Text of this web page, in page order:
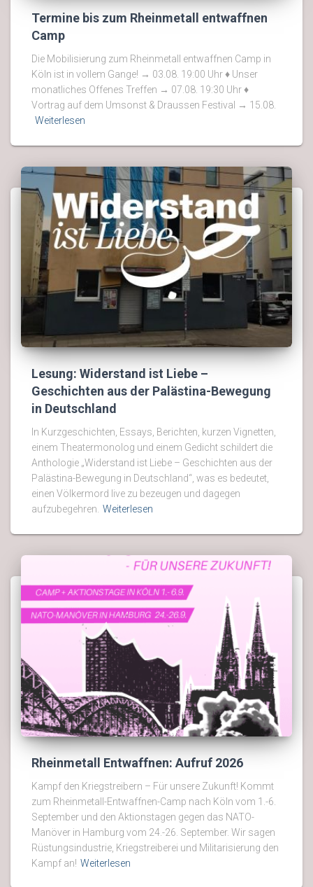
Termine bis zum Rheinmetall entwaffnen
Camp
Die Mobilisierung zum Rheinmetall entwaffnen Camp in
Köln ist in vollem Gange! → 03.08. 19:00 Uhr ♦ Unser
monatliches Offenes Treffen → 07.08. 19:30 Uhr ♦
Vortrag auf dem Umsonst & Draussen Festival → 15.08.
Weiterlesen
Lesung: Widerstand ist Liebe –
Geschichten aus der Palästina-Bewegung
in Deutschland
In Kurzgeschichten, Essays, Berichten, kurzen Vignetten,
einem Theatermonolog und einem Gedicht schildert die
Anthologie „Widerstand ist Liebe – Geschichten aus der
Palästina-Bewegung in Deutschland“, was es bedeutet,
einen Völkermord live zu bezeugen und dagegen
aufzubegehren. Weiterlesen
Rheinmetall Entwaffnen: Aufruf 2026
Kampf den Kriegstreibern – Für unsere Zukunft! Kommt
zum Rheinmetall-Entwaffnen-Camp nach Köln vom 1.-6.
September und den Aktionstagen gegen das NATO-
Manöver in Hamburg vom 24.-26. September. Wir sagen
Rüstungsindustrie, Kriegstreiberei und Militarisierung den
Kampf an! Weiterlesen